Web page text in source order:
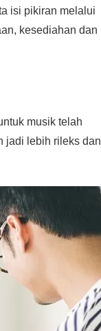
isi pikiran melalui
kesediahan dan
musik telah
jadi lebih rileks dan